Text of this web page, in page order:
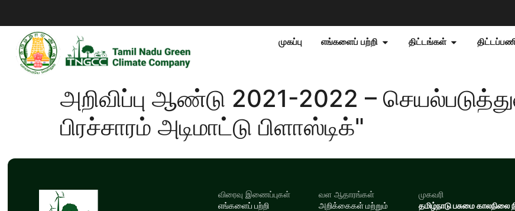
முகப்பு எங்களைப் பற்றி திட்டங்கள்
அறிவிப்பு ஆண்டு 2021-2022 –
பிரச்சாரம் அடிமாட்டு பிளாஸ்டிக்"
விரைவு இணைப்புகள்
எங்களைப் பற்றி
வள ஆதாரங்கள்
அறிக்கைகள் மற்றும்
முகவரி
தமிழ்நாடு பசுமை காலநிலை